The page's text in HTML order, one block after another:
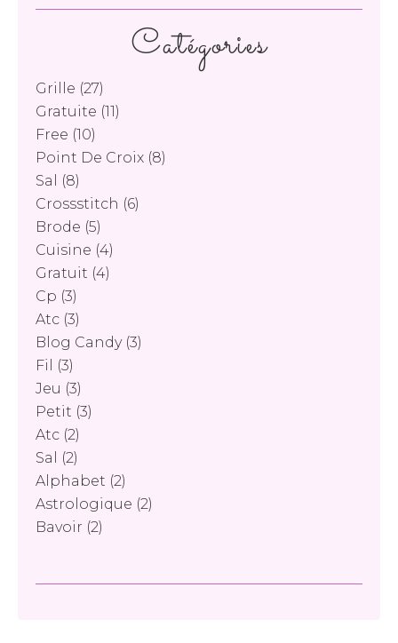
Catégories
Grille (27)
Gratuite (11)
Free (10)
Point De Croix (8)
Sal
(8)
Crossstitch (6)
Brode (5)
Cuisine (4)
Gratuit (4)
Cp (3)
Atc (3)
Blog Candy(3)
Fil
(3)
Jeu (3)
Petit (3)
Atc (2)
Sal
(2)
Alphabet (2)
Astrologique (2)
Bavoir (2)